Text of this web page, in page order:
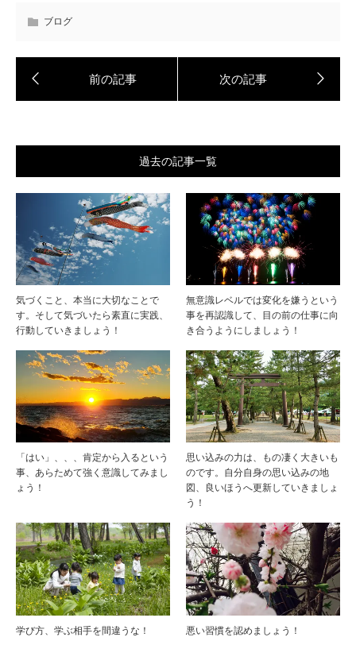
ブログ
過去の記事一覧
気づくこと、本当に大切なことで
す。そして気づいたら素直に実践、
行動していきましょう！
無意識レベルでは変化を嫌うという
事を再認識して、目の前の仕事に向
き合うようにしましょう！
「はい」、、、肯定から入るという
事、あらためて強く意識してみまし
ょう！
思い込みの力は、もの凄く大きいも
のです。自分自身の思い込みの地
図、良いほうへ更新していきましょ
う！
学び方、学ぶ相手を間違うな！ 悪い習慣を認めましょう！